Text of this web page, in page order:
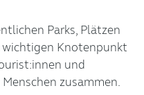
Parks, Plätzen
wichtigen Knotenpunkt
und
zusammen.